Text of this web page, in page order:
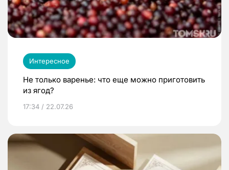
Интересное
Не только варенье: что еще можно приготовить
из ягод?
17:34 / 22.07.26